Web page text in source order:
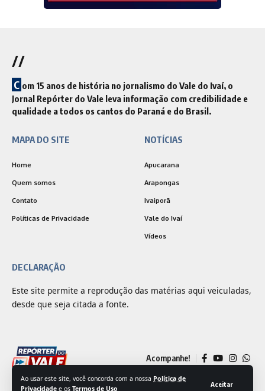
Ao usar este site, você concorda com a nossa Política de
Privacidade e os Termos de Uso
Aceitar
//
C om 15 anos de história no jornalismo do Vale do Ivaí, o
Jornal Repórter do Vale leva informação com credibilidade e
qualidade a todos os cantos do Paraná e do Brasil.
MAPA DO SITE
Home
Quem somos
Contato
Políticas de Privacidade
NOTÍCIAS
Apucarana
Arapongas
Ivaiporã
Vale do Ivaí
Vídeos
DECLARAÇÃO
Este site permite a reprodução das matérias aqui veiculadas,
desde que seja citada a fonte.
Acompanhe!